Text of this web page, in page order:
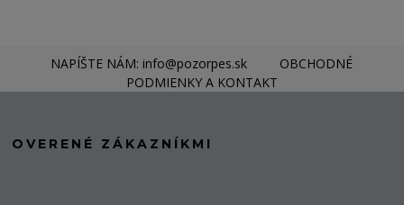
NAPÍŠTE NÁM: info@pozorpes.sk
OBCHODNÉ
PODMIENKY A KONTAKT
OVERENÉ ZÁKAZNÍKMI